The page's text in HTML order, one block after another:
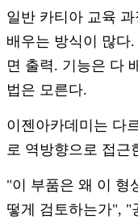
일반 카티아 교육
배우는 방식이 많
면 출력. 기능은 다
법은 모른다.
이젠아카데미는 다
로 역방향으로 접근
"이 부품은 왜 이 형
떻게 검토하는가", "